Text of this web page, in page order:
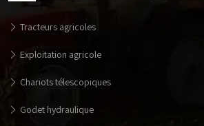
Tracteurs agricoles
Exploitation agricole
Chariots télescopiques
Godet hydraulique